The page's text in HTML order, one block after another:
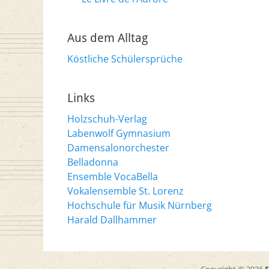
Aus dem Alltag
Köstliche Schülersprüche
Links
Holzschuh-Verlag
Labenwolf Gymnasium
Damensalonorchester
Belladonna
Ensemble VocaBella
Vokalensemble St. Lorenz
Hochschule für Musik Nürnberg
Harald Dallhammer